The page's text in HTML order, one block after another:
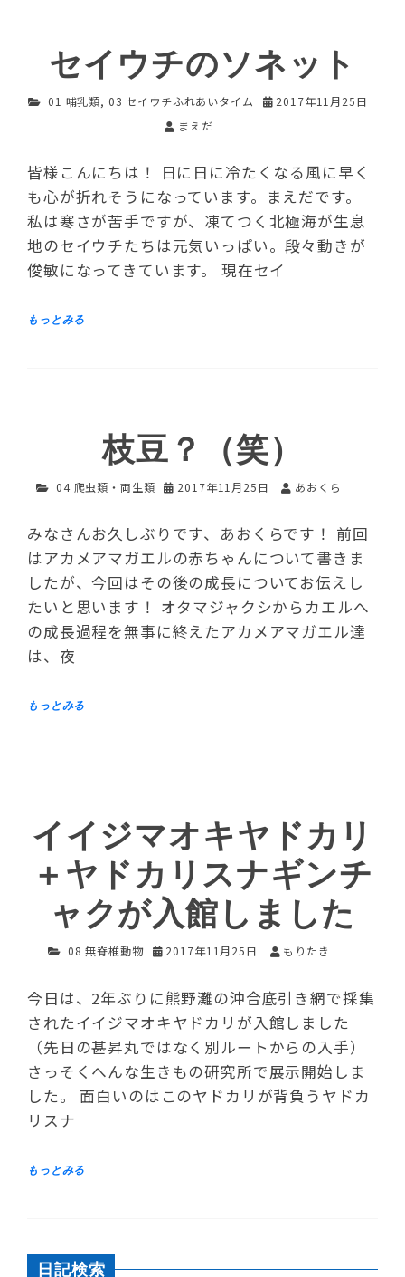
セイウチのソネット
01 哺乳類, 03 セイウチふれあいタイム
2017年11月25日
まえだ
皆様こんにちは！ 日に日に冷たくなる風に早く
も心が折れそうになっています。まえだです。
私は寒さが苦手ですが、凍てつく北極海が生息
地のセイウチたちは元気いっぱい。段々動きが
俊敏になってきています。 現在セイ
枝豆？（笑）
04 爬虫類・両生類 2017年11月25日 あおくら
みなさんお久しぶりです、あおくらです！ 前回
はアカメアマガエルの赤ちゃんについて書きま
したが、今回はその後の成長についてお伝えし
たいと思います！ オタマジャクシからカエルへ
の成長過程を無事に終えたアカメアマガエル達
は、夜
イイジマオキヤドカリ
＋ヤドカリスナギンチ
ャクが入館しました
08 無脊椎動物 2017年11月25日 もりたき
今日は、2年ぶりに熊野灘の沖合底引き網で採集
されたイイジマオキヤドカリが入館しました
（先日の甚昇丸ではなく別ルートからの入手）
さっそくへんな生きもの研究所で展示開始しま
した。 面白いのはこのヤドカリが背負うヤドカ
リスナ
日記検索